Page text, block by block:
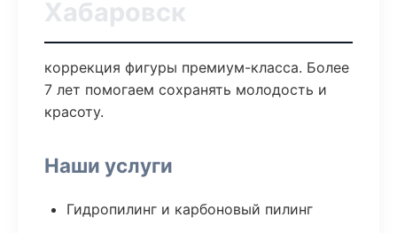
Хабаровск
коррекция фигуры премиум-класса. Более
7 лет помогаем сохранять молодость и
красоту.
Наши услуги
Гидропилинг и карбоновый пилинг